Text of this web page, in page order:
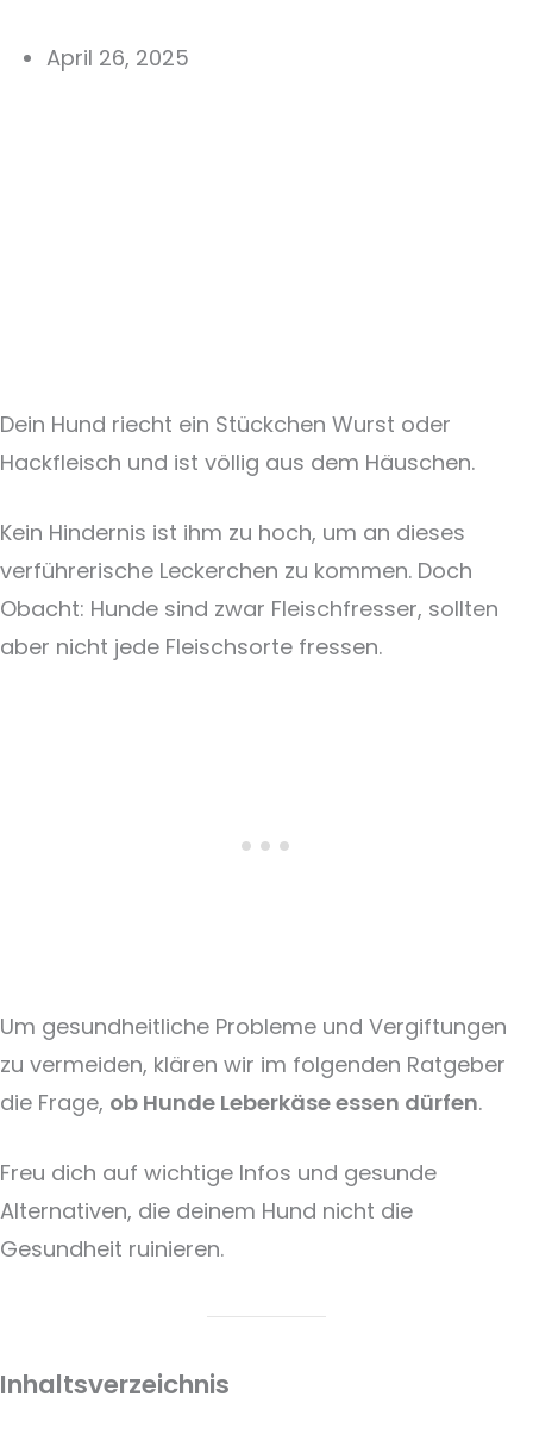
April 26, 2025
Dein Hund riecht ein Stückchen Wurst oder
Hackfleisch und ist völlig aus dem Häuschen.
Kein Hindernis ist ihm zu hoch, um an dieses
verführerische Leckerchen zu kommen. Doch
Obacht: Hunde sind zwar Fleischfresser, sollten
aber nicht jede Fleischsorte fressen.
Um gesundheitliche Probleme und Vergiftungen
zu vermeiden, klären wir im folgenden Ratgeber
die Frage, ob Hunde Leberkäse essen dürfen.
Freu dich auf wichtige Infos und gesunde
Alternativen, die deinem Hund nicht die
Gesundheit ruinieren.
Inhaltsverzeichnis